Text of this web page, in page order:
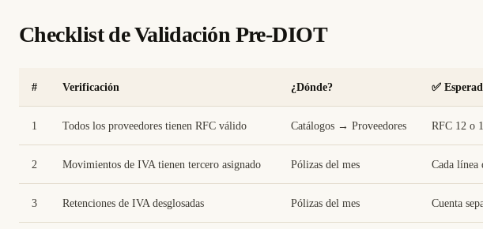
Checklist de Validación Pre-DIOT
# Verificación ¿Dónde? ✅
1 Todos los proveedores tienen RFC válido Catálogos → Proveedores RFC 12 o
2 Movimientos de IVA tienen tercero asignado Pólizas del mes Cada línea
3 Retenciones de IVA desglosadas Pólizas del mes Cuenta